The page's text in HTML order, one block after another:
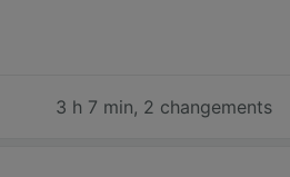
3 h 7 min, 2 changements